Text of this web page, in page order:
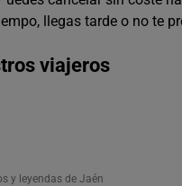
llegas tarde o no te
viajeros
y leyendas de Jaén